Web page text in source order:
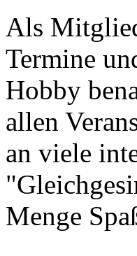
Als
Termine
Hobby
allen
an viele
Menge